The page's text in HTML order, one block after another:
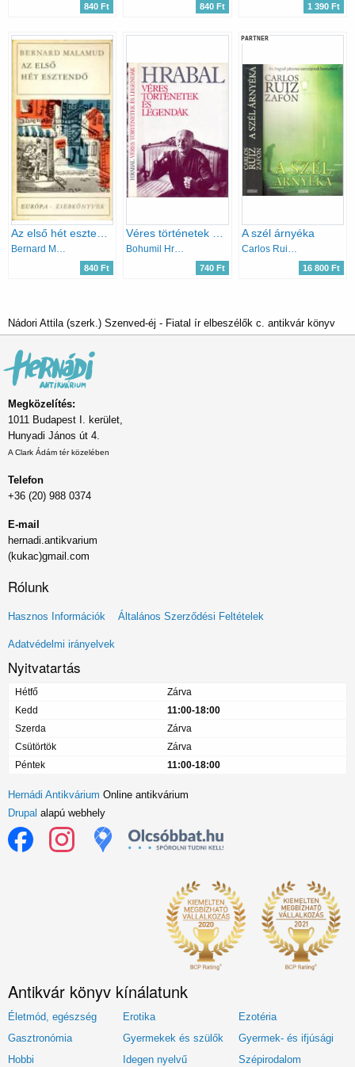
840 Ft 840 Ft 1 390 Ft
Bernard Malamud
840 Ft
Bohumil Hrabal
740 Ft
PARTNER
A szél árnyéka
Carlos Ruiz Zafón
16 800 Ft
Nádori Attila (szerk.) Szenved-éj - Fiatal ír elbeszélők c. antikvár könyv
Megközelítés:
1011 Budapest I. kerület,
Hunyadi János út 4.
A Clark Ádám tér közelében
Telefon
+36 (20) 988 0374
E-mail
hernadi.antikvarium
(kukac)gmail.com
Rólunk
Lábléc
menü
Hasznos Információk Általános Szerződési Feltételek
Adatvédelmi irányelvek
Nyitvatartás
Hétfő
Zárva
Kedd
11:00-18:00
Szerda
Zárva
Csütörtök
Zárva
Péntek
11:00-18:00
Hernádi Antikvárium Online antikvárium
Drupal alapú webhely
Antikvár könyv kínálatunk
Életmód, egészség Erotika
Ezotéria
Gasztronómia
Gyermekek és szülők
Gyermek- és ifjúsági
Hobbi
Idegen nyelvű Szépirodalom